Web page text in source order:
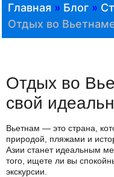
Главная » Блог »
Отдых во
Отдых во
свой
Вьетнам — это страна,
природой, пляжами и
Азии станет идеальным
того, ищете ли вы
экскурсии.